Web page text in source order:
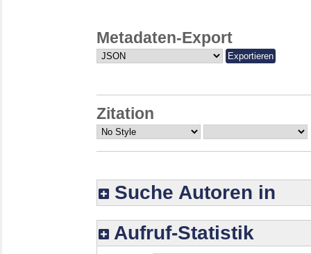
Metadaten-Export
Zitation
Suche Autoren in
Aufruf-Statistik